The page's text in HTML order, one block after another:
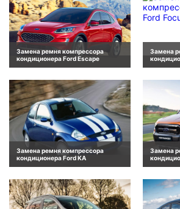
Замена ремня компрессора
кондиционера Ford Escape
Замена
Замена ремня компрессора
кондиционера Ford KA
Замена